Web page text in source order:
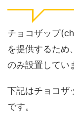
チョコザップ
を提供するため
のみ設置してい
下記はチョコザ
です。